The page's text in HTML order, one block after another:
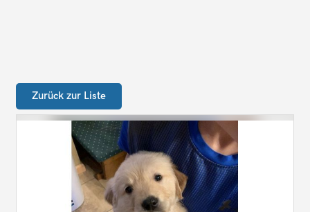
Zurück zur Liste